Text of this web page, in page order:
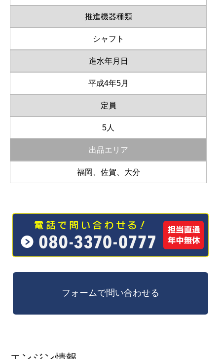
推進機器種類
シャフト
進水年月日
平成4年5月
定員
5人
出品エリア
福岡、佐賀、大分